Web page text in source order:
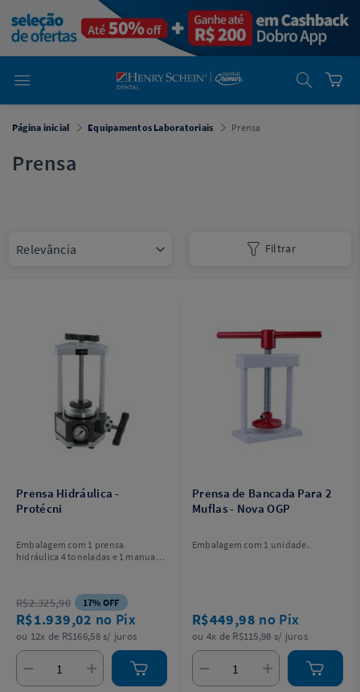
Dental
Cremer -
Henry Schein
Laboratório
Laboratório
emDental
Henry Schein
Você está
Software
Odontológico
Página inicial Equipamentos Laboratoriais Prensa
Prensa
Prensa Hidráulica -
Protécni
Embalagem com 1 prensa
hidráulica 4 toneladas e 1 manual
R$2.325,90 17% OFF
R$1.939,02 no Pix
ou 12x de R$166,58 s/ juros
Prensa de Bancada Para 2
Muflas - Nova OGP
Embalagem com 1 unidade.
R$449,98 no Pix
ou 4x de R$115,98 s/ juros
Filtrar